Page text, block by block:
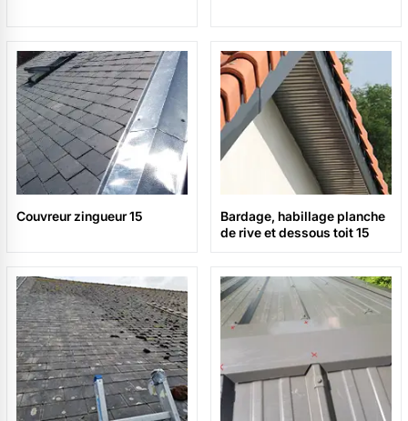
Couvreur zingueur 15
Bardage, habillage planche
de rive et dessous toit 15